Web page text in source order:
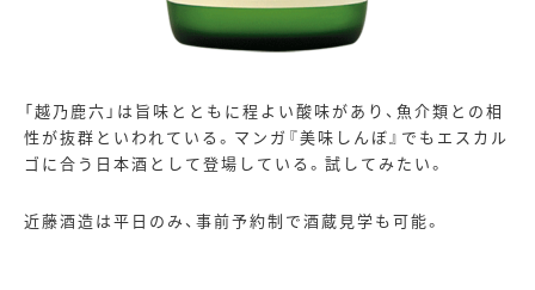
「越乃鹿六」は旨味とともに程よい酸味があり、魚介類との相
性が抜群といわれている。マンガ『美味しんぼ』でもエスカル
ゴに合う日本酒として登場している。試してみたい。
近藤酒造は平日のみ、事前予約制で酒蔵見学も可能。